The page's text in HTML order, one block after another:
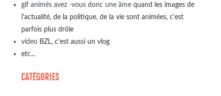
gif animés avez -vous donc une âmequand les images de
l'actualité, de la politique, de la vie sont animées, c'est
parfois plus drôle
videoBZL, c'est aussi un vlog
etc...
CATÉGORIES